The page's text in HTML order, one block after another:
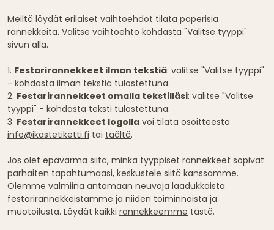
Meiltä löydät erilaiset vaihtoehdot tilata paperisia
rannekkeita. Valitse vaihtoehto kohdasta "Valitse tyyppi"
sivun alla.
1. Festarirannekkeet ilman tekstiä: valitse "Valitse tyyppi"
- kohdasta ilman tekstiä tulostettuna.
2. Festarirannekkeet omalla tekstilläsi: valitse "Valitse
tyyppi" - kohdasta teksti tulostettuna.
3. Festarirannekkeet logolla voi tilata osoitteesta
info@ikastetiketti.fi tai täältä.
Jos olet epävarma siitä, minkä tyyppiset rannekkeet sopivat
parhaiten tapahtumaasi, keskustele siitä kanssamme.
Olemme valmiina antamaan neuvoja laadukkaista
festarirannekkeistamme ja niiden toiminnoista ja
muotoilusta. Löydät kaikki rannekkeemme tästä.